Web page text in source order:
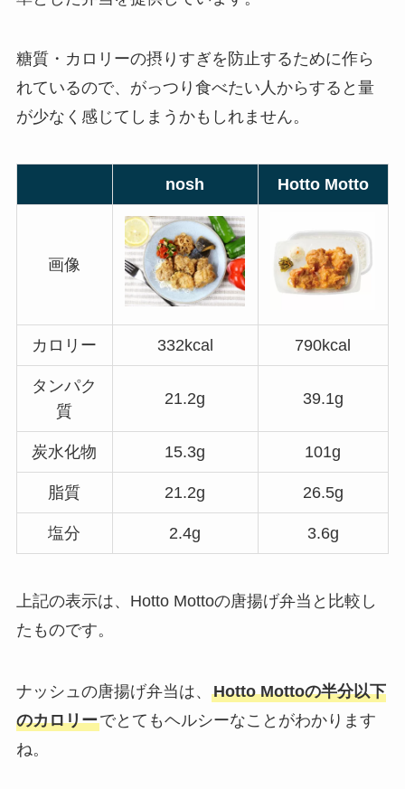
糖質・カロリーの摂りすぎを防止するために作ら
れているので、がっつり食べたい人からすると量
が少なく感じてしまうかもしれません。
nosh Hotto Motto
画像
カロリー 332kcal 790kcal
タンパク
質
21.2g 39.1g
炭水化物 15.3g 101g
脂質 21.2g 26.5g
塩分 2.4g 3.6g
上記の表示は、Hotto Mottoの唐揚げ弁当と比較し
たものです。
ナッシュの唐揚げ弁当は、 Hotto Mottoの半分以下
のカロリーでとてもヘルシーなことがわかります
ね。